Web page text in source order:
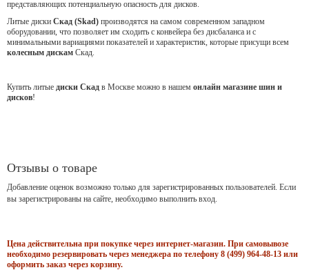
представляющих потенциальную опасность для дисков.
Литые диски Скад (Skad) производятся на самом современном западном
оборудовании, что позволяет им сходить с конвейера без дисбаланса и с
минимальными вариациями показателей и характеристик, которые присущи всем
колесным дискам Скад.
Купить литые диски Скад в Москве можно в нашем онлайн магазине шин и
дисков!
Отзывы о товаре
Добавление оценок возможно только для зарегистрированных пользователей. Если
вы зарегистрированы на сайте, необходимо выполнить вход.
Цена действительна при покупке через интернет-магазин. При самовывозе
необходимо резервировать через менеджера по телефону 8 (499) 964-48-13 или
оформить заказ через корзину.